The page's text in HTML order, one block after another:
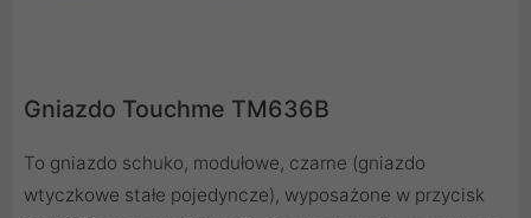
Gniazdo Touchme TM636B
To gniazdo schuko, modułowe, czarne (gniazdo
wtyczkowe stałe pojedyncze), wyposażone w przycisk